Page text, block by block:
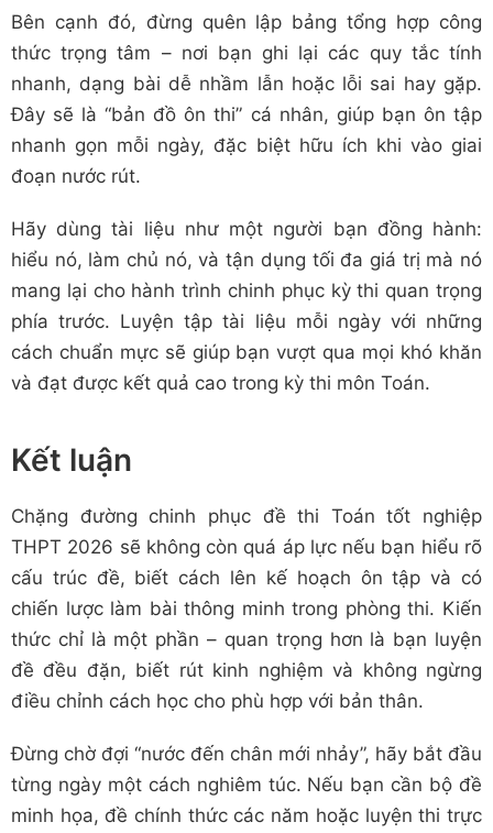
Bên cạnh đó, đừng quên lập bảng tổng hợp công
thức trọng tâm – nơi bạn ghi lại các quy tắc tính
nhanh, dạng bài dễ nhầm lẫn hoặc lỗi sai hay gặp.
Đây sẽ là “bản đồ ôn thi” cá nhân, giúp bạn ôn tập
nhanh gọn mỗi ngày, đặc biệt hữu ích khi vào giai
đoạn nước rút.
Hãy dùng tài liệu như một người bạn đồng hành:
hiểu nó, làm chủ nó, và tận dụng tối đa giá trị mà nó
mang lại cho hành trình chinh phục kỳ thi quan trọng
phía trước. Luyện tập tài liệu mỗi ngày với những
cách chuẩn mực sẽ giúp bạn vượt qua mọi khó khăn
và đạt được kết quả cao trong kỳ thi môn Toán.
Kết luận
Chặng đường chinh phục đề thi Toán tốt nghiệp
THPT 2026 sẽ không còn quá áp lực nếu bạn hiểu rõ
cấu trúc đề, biết cách lên kế hoạch ôn tập và có
chiến lược làm bài thông minh trong phòng thi. Kiến
thức chỉ là một phần – quan trọng hơn là bạn luyện
đề đều đặn, biết rút kinh nghiệm và không ngừng
điều chỉnh cách học cho phù hợp với bản thân.
Đừng chờ đợi “nước đến chân mới nhảy”, hãy bắt đầu
từng ngày một cách nghiêm túc. Nếu bạn cần bộ đề
minh họa, đề chính thức các năm hoặc luyện thi trực